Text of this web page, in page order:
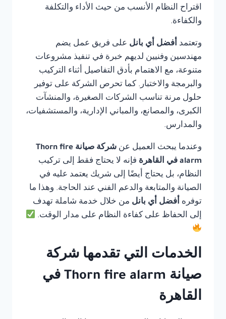
اقتراح النظام الأنسب من حيث الأداء والتكلفة
والكفاءة.
وتعتمد أفضل أي بانل على فريق عمل يضم
مهندسين وفنيين لديهم خبرة في تنفيذ مشروعات
متنوعة، مع الاهتمام بأدق التفاصيل أثناء التركيب
والبرمجة والاختبار. كما تحرص الشركة على توفير
حلول مرنة تناسب الشركات الصغيرة، والمنشآت
الكبرى، والمصانع، والمباني الإدارية، والمستشفيات،
والمدارس.
وعندما يبحث العميل عن
شركة صيانة Thorn fire
alarm في القاهرة
فإنه لا يحتاج فقط إلى تركيب
النظام، بل يحتاج أيضًا إلى شريك يعتمد عليه في
الصيانة والمتابعة والدعم الفني عند الحاجة. وهذا ما
توفره أفضل أي بانل من خلال خدمة شاملة تهدف
إلى الحفاظ على كفاءة النظام على مدار الوقت.
الخدمات التي تقدمها شركة
صيانة Thorn fire alarm في
القاهرة